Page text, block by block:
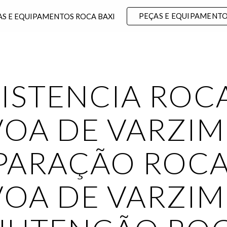
to main content Skip to
E EQUIPAMENTOS ROCA BAXI PEÇAS E
DE
DE